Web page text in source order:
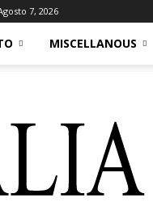
7, 2026
MISCELLANOUS